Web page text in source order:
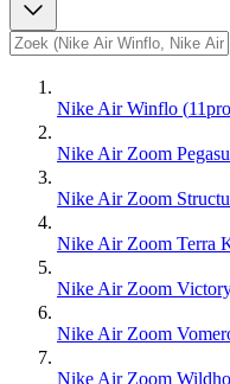
Nike Air Winflo (11
Nike Air Zoom
Nike Air Zoom
Nike Air Zoom Terra
Nike Air Zoom
Nike Air Zoom
Nike Air Zoom